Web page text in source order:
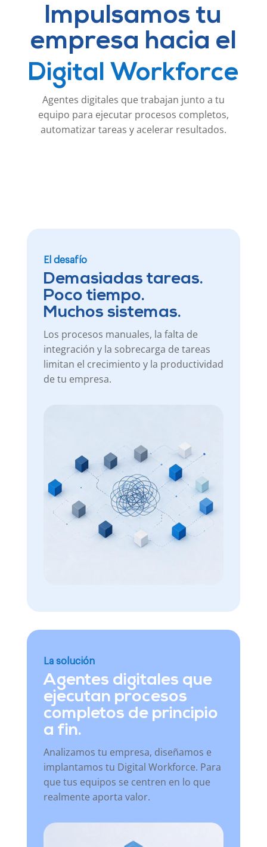
Impulsamos tu
empresa hacia el
Digital Workforce
Agentes digitales que trabajan junto a tu
equipo para ejecutar procesos completos,
automatizar tareas y acelerar resultados.
El desafío
Demasiadas tareas.
Poco tiempo.
Muchos sistemas.
Los procesos manuales, la falta de
integración y la sobrecarga de tareas
limitan el crecimiento y la productividad
de tu empresa.
La solución
Agentes digitales que
ejecutan procesos
completos de principio
a fin.
Analizamos tu empresa, diseñamos e
implantamos tu Digital Workforce. Para
que tus equipos se centren en lo que
realmente aporta valor.